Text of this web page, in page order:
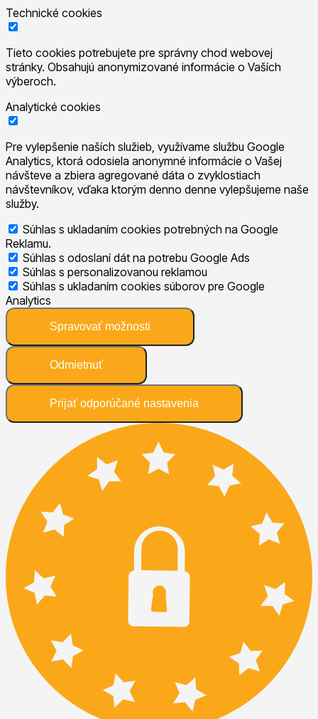
Technické cookies
Tieto cookies potrebujete pre správny chod webovej
stránky. Obsahujú anonymizované informácie o Vaších
výberoch.
Analytické cookies
Pre vylepšenie naších služieb, využívame službu Google
Analytics, ktorá odosiela anonymné informácie o Vašej
návšteve a zbiera agregované dáta o zvyklostiach
návštevníkov, vďaka ktorým denno denne vylepšujeme naše
služby.
Súhlas s ukladaním cookies potrebných na Google
Reklamu.
Súhlas s odoslaní dát na potrebu Google Ads
Súhlas s personalizovanou reklamou
Súhlas s ukladaním cookies súborov pre Google
Analytics
Spravovať možnosti
Odmietnuť
Prijať odporúčané nastavenia